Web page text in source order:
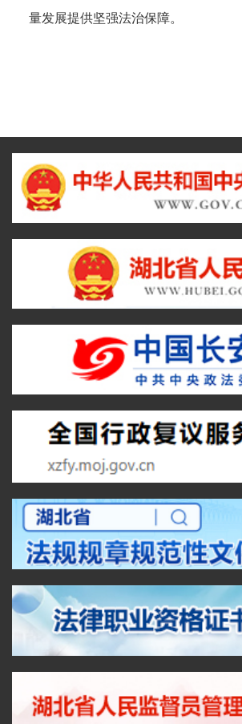
量发展提供坚强法治保障。